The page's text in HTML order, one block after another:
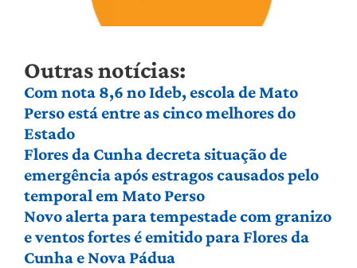
Outras notícias:
Com nota 8,6 no Ideb, escola de Mato
Perso está entre as cinco melhores do
Estado
Flores da Cunha decreta situação de
emergência após estragos causados pelo
temporal em Mato Perso
Novo alerta para tempestade com granizo
e ventos fortes é emitido para Flores da
Cunha e Nova Pádua